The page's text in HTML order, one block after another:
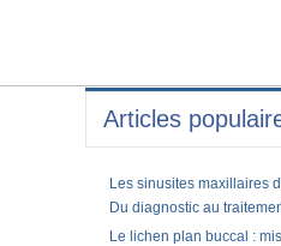
Articles
Les sinusites maxillaires
Du diagnostic au
Le lichen plan buccal :